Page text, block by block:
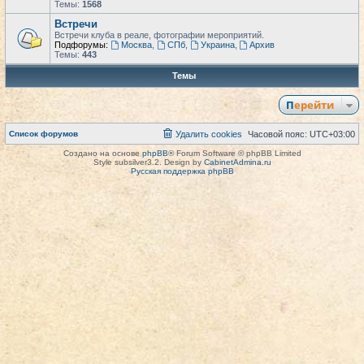
Темы: 1568
Встречи
Встречи клуба в реале, фотографии мероприятий.
Подфорумы:
Москва, СПб, Украина,
Архив
Темы: 443
Темы
Перейти
Список форумов Часовой пояс: UTC+03:00
Удалить cookies
Создано на основе phpBB® Forum Software © phpBB Limited
Style subsilver3.2. Design by CabinetAdmina.ru
Русская поддержка phpBB